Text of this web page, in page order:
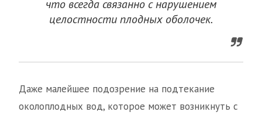
что всегда связанно с нарушением
целостности плодных оболочек.
Даже малейшее подозрение на подтекание
околоплодных вод, которое может возникнуть с